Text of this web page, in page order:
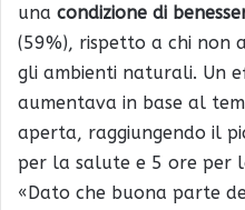
una condizione di
(59%), rispetto a chi non
gli ambienti naturali. Un
aumentava in base al
aperta, raggiungendo il
per la salute e 5 ore per
«Dato che buona parte